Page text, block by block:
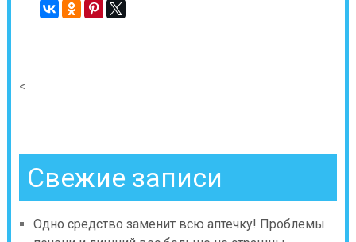
<
Свежие записи
Одно средство заменит всю аптечку! Проблемы